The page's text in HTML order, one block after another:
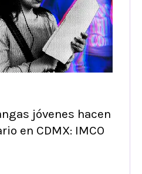
jóvenes hacen
en CDMX: IMCO